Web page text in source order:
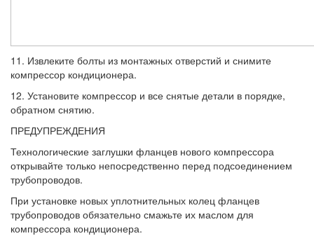
11. Извлеките болты из монтажных отвер­стий и снимите
компрессор кондиционера.
12. Установите компрессор и все снятые детали в порядке,
обратном снятию.
ПРЕДУПРЕЖДЕНИЯ
Технологические заглушки фланцев нового компрессора
открывайте только непосред­ственно перед подсоединением
трубопро­водов.
При установке новых уплотнительных колец фланцев
трубопроводов обязательно смажь­те их маслом для
компрессора кондиционера.